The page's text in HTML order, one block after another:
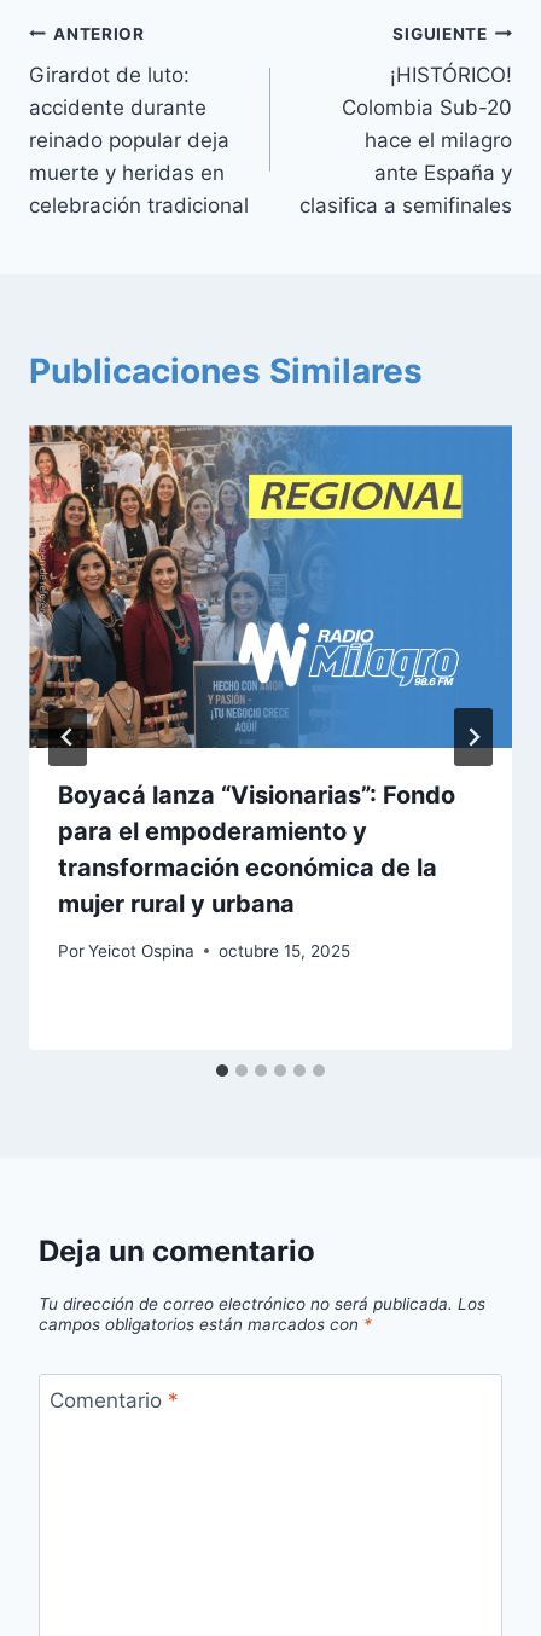
Navegación
de
entradas
ANTERIOR
Girardot de luto:
accidente durante
reinado popular deja
muerte y heridas en
celebración tradicional
SIGUIENTE
¡HISTÓRICO!
Colombia Sub-20
hace el milagro
ante España y
clasifica a semifinales
Publicaciones Similares
Boyacá lanza “Visionarias”: Fondo
para el empoderamiento y
transformación económica de la
mujer rural y urbana
PorYeicot Ospina octubre 15, 2025
Deja un comentario
Tu dirección de correo electrónico no será publicada. Los
campos obligatorios están marcados con *
Comentario *